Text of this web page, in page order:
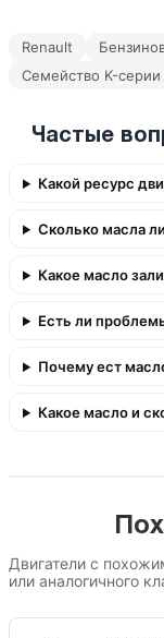
Renault
Семейство K-серии
Частые
Какой ресурс
Сколько масла
Какое масло
Есть ли
Почему ест
Какое масло и
Двигатели с
или аналогичного